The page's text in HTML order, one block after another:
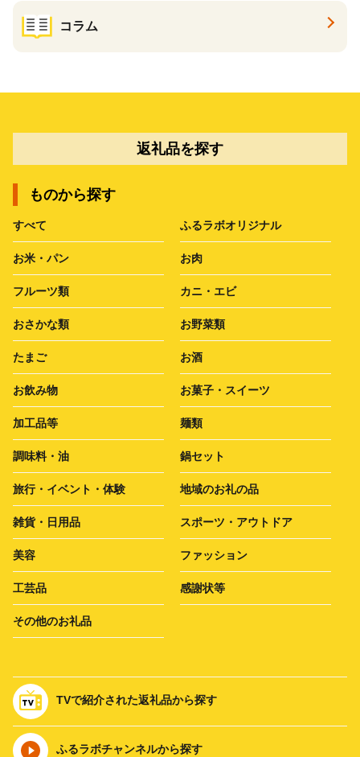
コラム
返礼品を探す
ものから探す
すべて ふるラボオリジナル
お米・パン お肉
フルーツ類 カニ・エビ
おさかな類 お野菜類
たまご お酒
お飲み物 お菓子・スイーツ
加工品等 麺類
調味料・油 鍋セット
旅行・イベント・体験 地域のお礼の品
雑貨・日用品 スポーツ・アウトドア
美容 ファッション
工芸品 感謝状等
その他のお礼品
TVで紹介された返礼品から探す
ふるラボチャンネルから探す